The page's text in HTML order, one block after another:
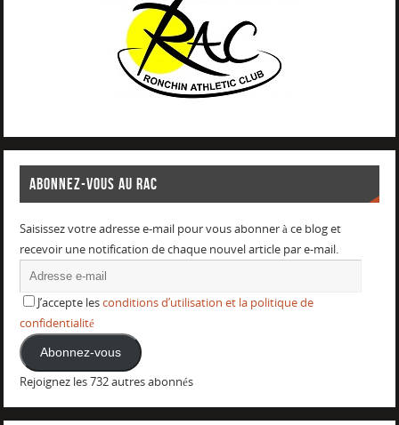
ABONNEZ-VOUS AU RAC
Saisissez votre adresse e-mail pour vous abonner à ce blog et
recevoir une notification de chaque nouvel article par e-mail.
J’accepte lesconditions d’utilisation et la politique de
confidentialité
Abonnez-vous
Rejoignez les 732 autres abonnés